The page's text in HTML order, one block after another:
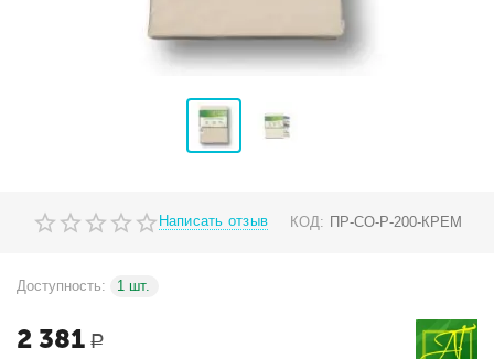
Написать отзыв КОД: ПР-СО-Р-200-КРЕМ
Доступность: 1 шт.
2 381 Р